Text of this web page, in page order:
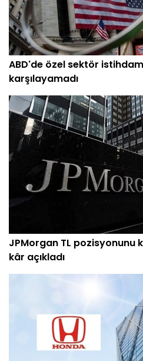
ABD'de özel sektör
karşılayamadı
JPMorgan TL pozisyonunu
kâr açıkladı